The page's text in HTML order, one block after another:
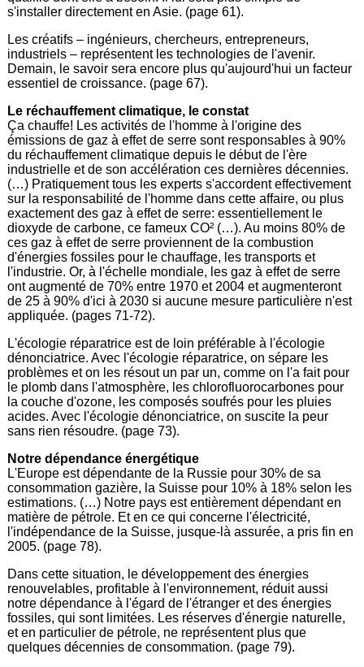
s'installer directement en Asie. (page 61).
Les créatifs – ingénieurs, chercheurs, entrepreneurs,
industriels – représentent les technologies de l'avenir.
Demain, le savoir sera encore plus qu'aujourd'hui un facteur
essentiel de croissance. (page 67).
Le réchauffement climatique, le constat
Ça chauffe! Les activités de l'homme à l'origine des
émissions de gaz à effet de serre sont responsables à 90%
du réchauffement climatique depuis le début de l'ère
industrielle et de son accélération ces dernières décennies.
(…) Pratiquement tous les experts s'accordent effectivement
sur la responsabilité de l'homme dans cette affaire, ou plus
exactement des gaz à effet de serre: essentiellement le
dioxyde de carbone, ce fameux CO² (…). Au moins 80% de
ces gaz à effet de serre proviennent de la combustion
d'énergies fossiles pour le chauffage, les transports et
l'industrie. Or, à l'échelle mondiale, les gaz à effet de serre
ont augmenté de 70% entre 1970 et 2004 et augmenteront
de 25 à 90% d'ici à 2030 si aucune mesure particulière n'est
appliquée. (pages 71-72).
L'écologie réparatrice est de loin préférable à l'écologie
dénonciatrice. Avec l'écologie réparatrice, on sépare les
problèmes et on les résout un par un, comme on l'a fait pour
le plomb dans l'atmosphère, les chlorofluorocarbones pour
la couche d'ozone, les composés soufrés pour les pluies
acides. Avec l'écologie dénonciatrice, on suscite la peur
sans rien résoudre. (page 73).
Notre dépendance énergétique
L'Europe est dépendante de la Russie pour 30% de sa
consommation gazière, la Suisse pour 10% à 18% selon les
estimations. (…) Notre pays est entièrement dépendant en
matière de pétrole. Et en ce qui concerne l'électricité,
l'indépendance de la Suisse, jusque-là assurée, a pris fin en
2005. (page 78).
Dans cette situation, le développement des énergies
renouvelables, profitable à l'environnement, réduit aussi
notre dépendance à l'égard de l'étranger et des énergies
fossiles, qui sont limitées. Les réserves d'énergie naturelle,
et en particulier de pétrole, ne représentent plus que
quelques décennies de consommation. (page 79).